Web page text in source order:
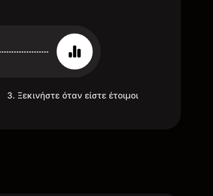
3. Ξεκινήστε όταν είστε έτοιμοι